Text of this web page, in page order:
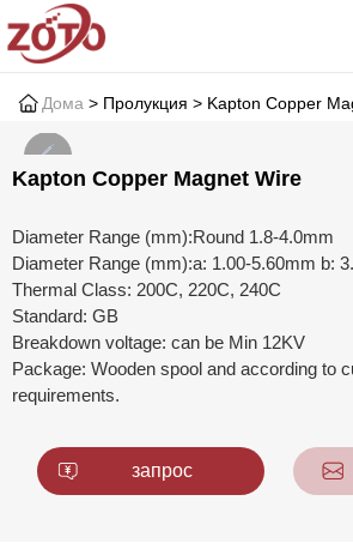
Дома > Пролукция > Kapton Copper
Kapton Copper Magnet Wire
Diameter Range (mm):Round 1.8-4.0mm
Diameter Range (mm):a: 1.00-5.60mm b:
Thermal Class: 200C, 220C, 240C
Standard: GB
Breakdown voltage: can be Min 12KV
Package: Wooden spool and according to
requirements.
запрос